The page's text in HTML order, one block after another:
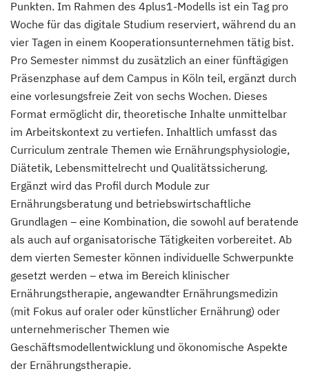
Punkten. Im Rahmen des 4plus1-Modells ist ein Tag pro
Woche für das digitale Studium reserviert, während du an
vier Tagen in einem Kooperationsunternehmen tätig bist.
Pro Semester nimmst du zusätzlich an einer fünftägigen
Präsenzphase auf dem Campus in Köln teil, ergänzt durch
eine vorlesungsfreie Zeit von sechs Wochen. Dieses
Format ermöglicht dir, theoretische Inhalte unmittelbar
im Arbeitskontext zu vertiefen. Inhaltlich umfasst das
Curriculum zentrale Themen wie Ernährungsphysiologie,
Diätetik, Lebensmittelrecht und Qualitätssicherung.
Ergänzt wird das Profil durch Module zur
Ernährungsberatung und betriebswirtschaftliche
Grundlagen – eine Kombination, die sowohl auf beratende
als auch auf organisatorische Tätigkeiten vorbereitet. Ab
dem vierten Semester können individuelle Schwerpunkte
gesetzt werden – etwa im Bereich klinischer
Ernährungstherapie, angewandter Ernährungsmedizin
(mit Fokus auf oraler oder künstlicher Ernährung) oder
unternehmerischer Themen wie
Geschäftsmodellentwicklung und ökonomische Aspekte
der Ernährungstherapie.